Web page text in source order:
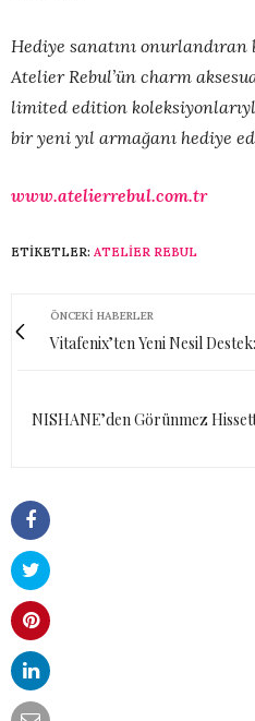
Hediye sanatını onurlandıran
Atelier Rebul’ün charm
limited edition
bir yeni yıl armağanı hediye
www.atelierrebul.com.tr
ETIKETLER: ATELIER REBUL
ÖNCEKI HABERLER
Vitafenix’ten Yeni Nesil
NISHANE’den Görünmez